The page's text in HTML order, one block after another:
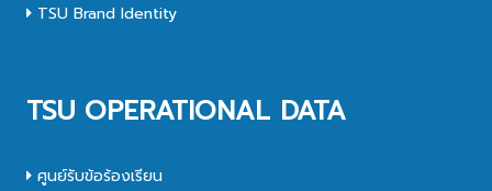
TSU Brand Identity
TSU OPERATIONAL DATA
ศูนย์รับข้อร้องเรียน